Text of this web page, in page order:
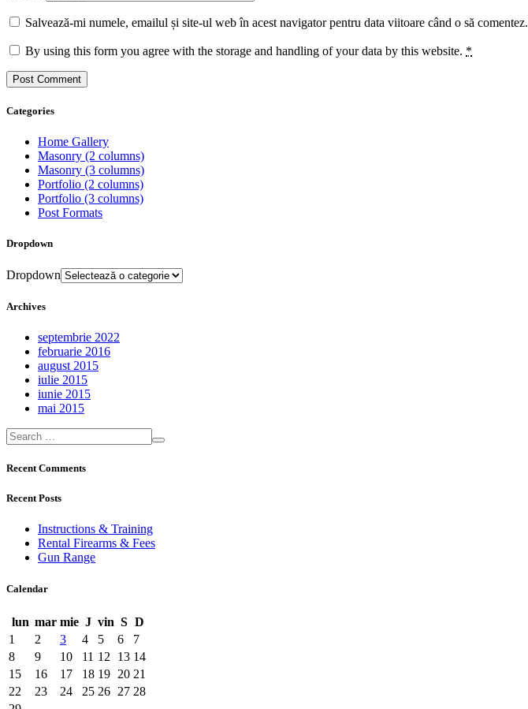
Salvează-mi numele, emailul și site-ul web în acest navigator pentru data viitoare când o să comentez.
By using this form you agree with the storage and handling of your data by this website. *
Categories
Home Gallery
Masonry (2 columns)
Masonry (3 columns)
Portfolio (2 columns)
Portfolio (3 columns)
Post Formats
Dropdown
Dropdown
Archives
septembrie 2022
februarie 2016
august 2015
iulie 2015
iunie 2015
mai 2015
Recent Comments
Recent Posts
Instructions & Training
Rental Firearms & Fees
Gun Range
Calendar
lun mar mie J vin S D
1
2 3 4 5 6
7
8
9 10 11 12 13 14
15
16 17 18 19 20 21
22
23 24 25 26 27 28